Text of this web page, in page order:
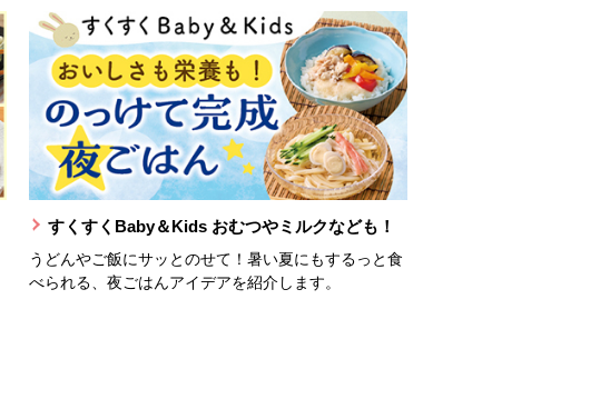
すくすくBaby＆Kids おむつやミルクなども！
うどんやご飯にサッとのせて！暑い夏にもするっと食
べられる、夜ごはんアイデアを紹介します。